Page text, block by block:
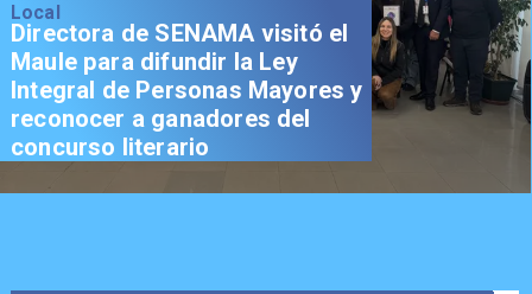
Local
Directora de SENAMA visitó el
Maule para difundir la Ley
Integral de Personas Mayores y
reconocer a ganadores del
concurso literario